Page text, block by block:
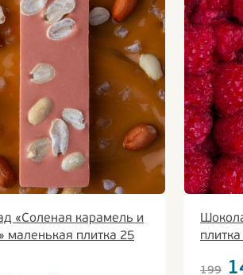
«Соленая карамель и
маленькая плитка 25
199